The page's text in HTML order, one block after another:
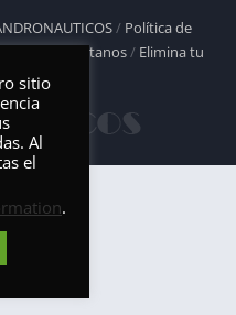
/ Política de
/Contáctanos/ Elimina tu
sitio
Al
el
.